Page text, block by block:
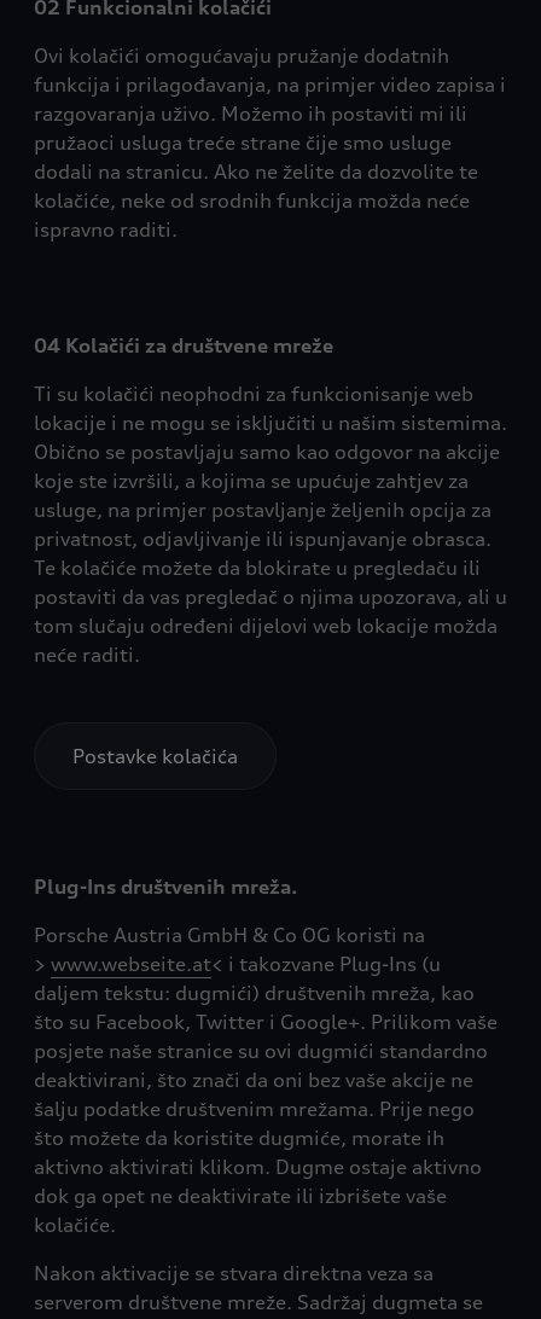
02 Funkcionalni kolačići
Ovi kolačići omogućavaju pružanje dodatnih
funkcija i prilagođavanja, na primjer video zapisa i
razgovaranja uživo. Možemo ih postaviti mi ili
pružaoci usluga treće strane čije smo usluge
dodali na stranicu. Ako ne želite da dozvolite te
kolačiće, neke od srodnih funkcija možda neće
ispravno raditi.
04 Kolačići za društvene mreže
Ti su kolačići neophodni za funkcionisanje web
lokacije i ne mogu se isključiti u našim sistemima.
Obično se postavljaju samo kao odgovor na akcije
koje ste izvršili, a kojima se upućuje zahtjev za
usluge, na primjer postavljanje željenih opcija za
privatnost, odjavljivanje ili ispunjavanje obrasca.
Te kolačiće možete da blokirate u pregledaču ili
postaviti da vas pregledač o njima upozorava, ali u
tom slučaju određeni dijelovi web lokacije možda
neće raditi.
Postavke kolačića
Plug-Ins društvenih mreža.
Porsche Austria GmbH & Co OG koristi na
> www.webseite.at< i takozvane Plug-Ins (u
daljem tekstu: dugmići) društvenih mreža, kao
što su Facebook, Twitter i Google+. Prilikom vaše
posjete naše stranice su ovi dugmići standardno
deaktivirani, što znači da oni bez vaše akcije ne
šalju podatke društvenim mrežama. Prije nego
što možete da koristite dugmiće, morate ih
aktivno aktivirati klikom. Dugme ostaje aktivno
dok ga opet ne deaktivirate ili izbrišete vaše
kolačiće.
Nakon aktivacije se stvara direktna veza sa
serverom društvene mreže. Sadržaj dugmeta se